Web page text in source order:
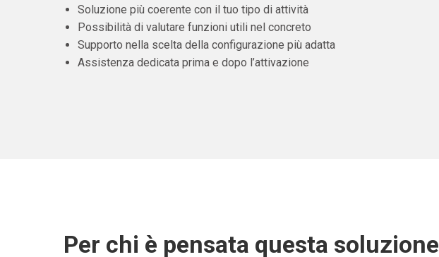
Soluzione più coerente con il tuo tipo di attività
Possibilità di valutare funzioni utili nel concreto
Supporto nella scelta della configurazione più adatta
Assistenza dedicata prima e dopo l’attivazione
Per chi è pensata questa soluzione